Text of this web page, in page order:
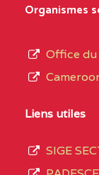
du
de
Organismes
Office du
Liens utiles
SIGE